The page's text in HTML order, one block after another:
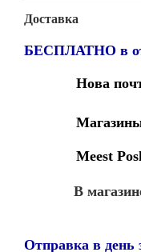
Доставка
БЕСПЛАТНО в
Нова
Meest
В
Отправка в день